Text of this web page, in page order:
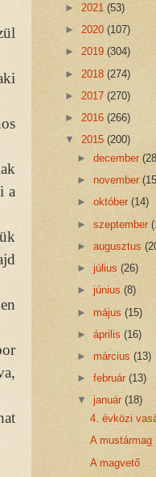
a
► 2021 (53)
► 2020 (107)
► 2019 (304)
► 2018 (274)
► 2017 (270)
► 2016 (266)
▼ 2015 (200)
►december
►november
►október(14)
►szeptember
►augusztus
►július(26)
►június(8)
►május(15)
►április(16)
►március(13)
►február(13)
▼január(18)
4. évközi
A mustármag
A magvető